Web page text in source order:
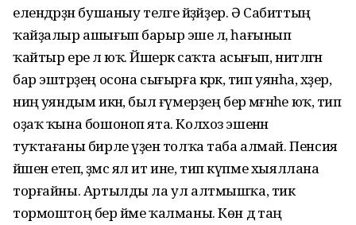
елендәрҙән бушаныу теләге әйҙәйҙер. Ә Сабиттың
ҡайҙалыр ашығып барыр эше лә, һағынып
ҡайтыр ере лә юҡ. Йәшерәк саҡта асығып, ниәтләгән
бар эштәрҙең осона сығырға кәрәк, тип уянһа, хәҙер,
ниңә уяндым икән, был ғүмерҙең бер мәғәнәһе юҡ, тип
оҙаҡ ҡына бошоноп ята. Колхоз эшенән
туҡтағаны бирле үҙенә толҡа таба алмай. Пенсия
йәшенә етеп, әҙәмсә ял ит ине, тип күпме хыяллана
торғайны. Артылды ла ул алтмышҡа, тик
тормоштоң бер йәме ҡалманы. Көн дә таң